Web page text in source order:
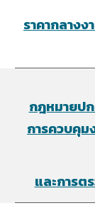
ราคากลาง
กฎหมายป
การควบคุ
และการต